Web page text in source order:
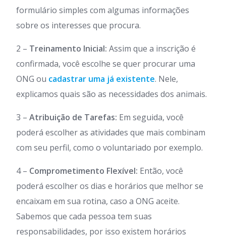
formulário simples com algumas informações
sobre os interesses que procura.
2 – Treinamento Inicial: Assim que a inscrição é
confirmada, você escolhe se quer procurar uma
ONG ou cadastrar uma já existente. Nele,
explicamos quais são as necessidades dos animais.
3 – Atribuição de Tarefas: Em seguida, você
poderá escolher as atividades que mais combinam
com seu perfil, como o voluntariado por exemplo.
4 – Comprometimento Flexível: Então, você
poderá escolher os dias e horários que melhor se
encaixam em sua rotina, caso a ONG aceite.
Sabemos que cada pessoa tem suas
responsabilidades, por isso existem horários